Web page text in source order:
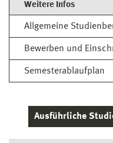
Weitere Infos
Allgemeine
Bewerben und
Semesterablaufplan
Ausführliche